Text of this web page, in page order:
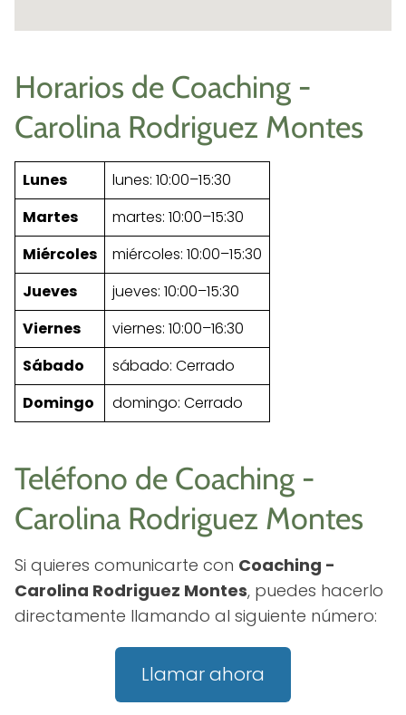
Horarios de Coaching -
Carolina Rodriguez Montes
Lunes
lunes: 10:00–15:30
Martes
martes: 10:00–15:30
Miércoles
miércoles: 10:00–15:30
Jueves
jueves: 10:00–15:30
Viernes
viernes: 10:00–16:30
Sábado
sábado: Cerrado
Domingo
domingo: Cerrado
Teléfono de Coaching -
Carolina Rodriguez Montes
Si quieres comunicarte con Coaching -
Carolina Rodriguez Montes, puedes hacerlo
directamente llamando al siguiente número:
Llamar ahora